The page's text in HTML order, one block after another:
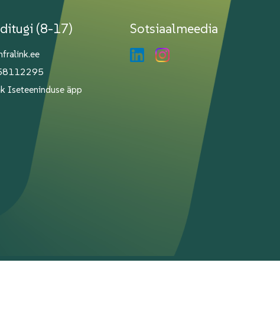
(8-17)
Iseteeninduse äpp
Sotsiaalmeedia